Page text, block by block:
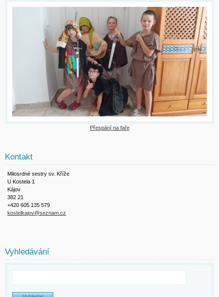
Přespání na faře
Kontakt
Milosrdné sestry sv. Kříže
U Kostela 1
Kájov
382 21
+420 605 135 579
kostelkajov@seznam.cz
Vyhledávání